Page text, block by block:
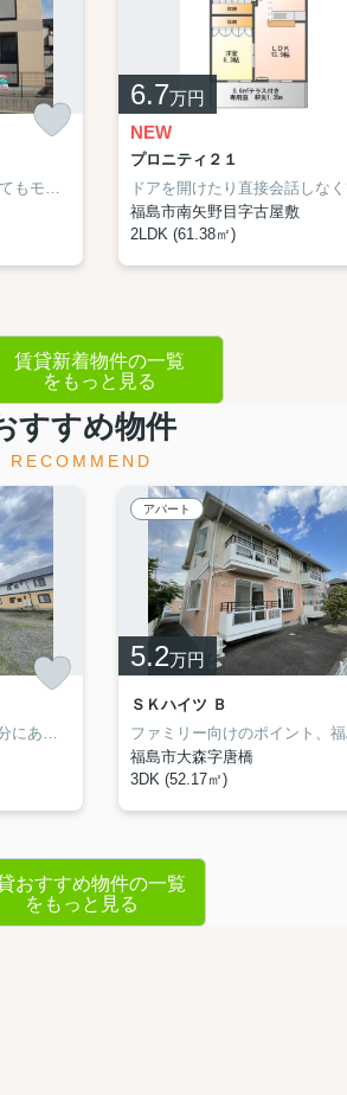
ドアを開けたり直接会話しなくてもモニター越しに来訪者を確認できるモニター付きインターホンを設置しております。雨の日で濡れた上着や傘もすぐに乾燥できる、浴室乾燥機付きの物件です。自宅でパソコンを使う方には、初めからインターネットの設置されたお部屋が便利です。福島市へお引越を検討しませんか？住環境が整っており、快適に暮らすことができます。賃貸住宅情報をお探しの際には、ぜひ当社へご連絡下さい。
6.7万円
NEW
プロニティ２１
福島市南矢野目字古屋敷
2LDK (61.38㎡)
賃貸新着物件の一覧
をもっと見る
すすめ物件
RECOMMEND
カワチ薬品 福島南店まで徒歩6分にあるので、体調が悪くなっても安心。陽当りの良さが魅力の物件です。ペット相談可の物件なので、これからペットを飼おうか迷っている方にもおすすめです。住まい選びと同様に、ご自身に合った街の雰囲気や住環境との相性チェックも欠かせません。福島市エリアや東北本線南福島付近なら、きっといいお住まいが見つかります。
アパート
5.2万円
ＳＫハイツ Ｂ
福島市大森字唐橋
3DK (52.17㎡)
おすすめ物件の一覧
をもっと見る